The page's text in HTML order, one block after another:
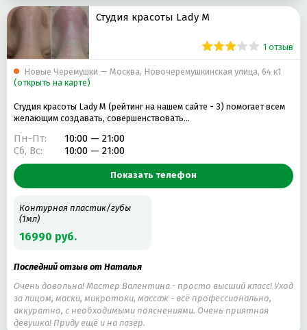
Студия красоты Lady M
1 отзыв
Новые Черёмушки — Москва, Новочерёмушкинская улица, 64 к1
(открыть на карте)
Студия красоты Lady M (рейтинг на нашем сайте - 3) помогает всем
желающим создавать, совершенствовать…
Пн-Пт:
10:00 — 21:00
Сб, Вс:
10:00 — 21:00
Показать телефон
Контурная пластик/губы
(1мл)
16990 руб.
Последний отзыв от Наталья
Очень довольна! Мастер Валентина - просто высший класс! Уход
за лицом, маски, микротоки, массаж - всё профессионально,
аккуратно, с необходимыми пояснениями. Очень приятная
девушка! Приду ещё и на лазер.